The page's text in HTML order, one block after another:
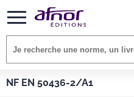
NF EN 50436-2/A1
Afnor EDITIONS Normes